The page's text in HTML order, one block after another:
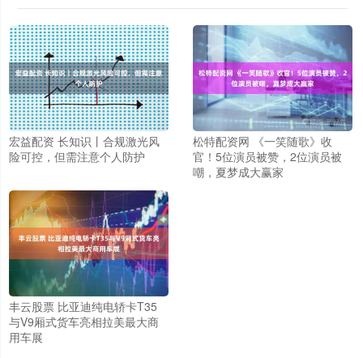
宏益配资 长知识丨合规激光风
险可控，但需注意个人防护
松特配资网 《一笑随歌》收
官！5位演员被赞，2位演员被
嘲，夏梦成大赢家
丰云股票 比亚迪纯电轿卡T35
与V9厢式货车亮相拉美最大商
用车展